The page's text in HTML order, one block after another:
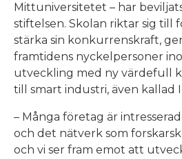
Mittuniversitetet – har
stiftelsen. Skolan riktar sig till
stärka sin konkurrenskraft,
framtidens nyckelpersoner
utveckling med ny värdefull
till smart industri, även kallad
– Många företag är
och det nätverk som
och vi ser fram emot att